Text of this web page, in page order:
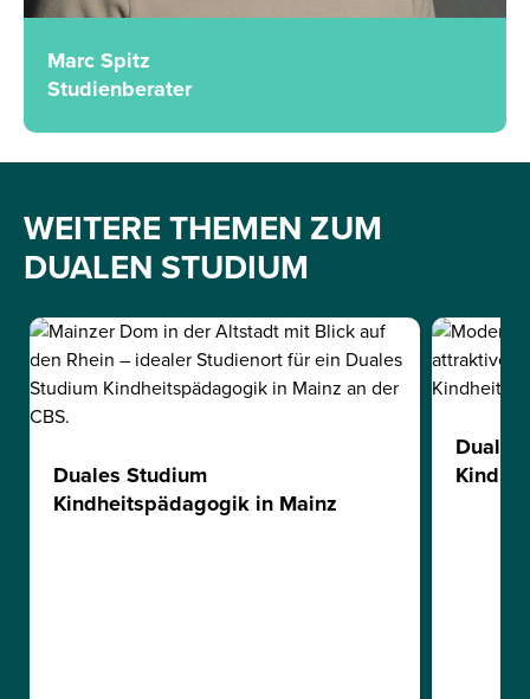
Marc Spitz
Studienberater
WEITERE THEMEN ZUM
DUALEN STUDIUM
Duales Studium
Kindheitspädagogik in Mainz
Duales